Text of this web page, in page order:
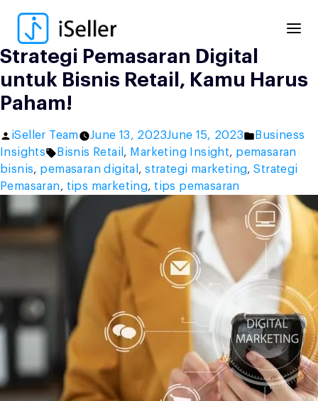
content
Strategi Pemasaran Digital
untuk Bisnis Retail, Kamu Harus
Paham!
Posted
by
iSeller Team June 13, 2023June 15, 2023
Posted
in
Business
Insights
Tags:
Bisnis Retail , Marketing Insight, pemasaran
bisnis, pemasaran digital ,strategi marketing,Strategi
Pemasaran, tips marketing, tips pemasaran